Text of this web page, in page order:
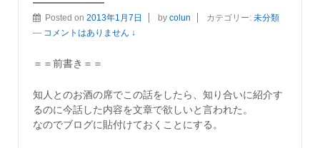
Posted on 2013年1月7日 by colun カテゴリー: 未分類
— コメントはありません ↓
＝＝前書き＝＝
知人とのお酒の席でこの話をしたら、知り合いに紹介す
るのに今話した内容を文章で欲しいと言われた。
なのでブログに貼付けておくことにする。